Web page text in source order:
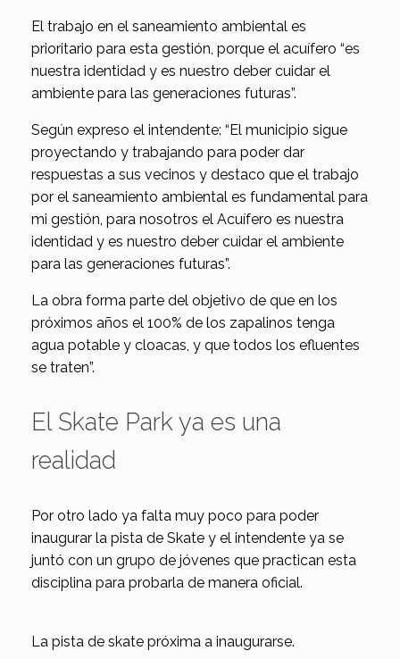
El trabajo en el saneamiento ambiental es
prioritario para esta gestión, porque el acuífero “es
nuestra identidad y es nuestro deber cuidar el
ambiente para las generaciones futuras”.
Según expreso el intendente: “El municipio sigue
proyectando y trabajando para poder dar
respuestas a sus vecinos y destaco que el trabajo
por el saneamiento ambiental es fundamental para
mi gestión, para nosotros el Acuífero es nuestra
identidad y es nuestro deber cuidar el ambiente
para las generaciones futuras”.
La obra forma parte del objetivo de que en los
próximos años el 100% de los zapalinos tenga
agua potable y cloacas, y que todos los efluentes
se traten”.
El Skate Park ya es una
realidad
Por otro lado ya falta muy poco para poder
inaugurar la pista de Skate y el intendente ya se
juntó con un grupo de jóvenes que practican esta
disciplina para probarla de manera oficial.
La pista de skate próxima a inaugurarse.